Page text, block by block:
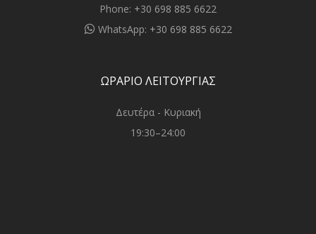
Phone: +30 698 885 6622
WhatsApp: +30 698 885 6622
ΩΡΑΡΙΟ ΛΕΙΤΟΥΡΓΙΑΣ
Δευτέρα - Κυριακή
19:30–24:00